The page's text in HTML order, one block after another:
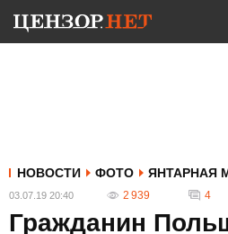
НОВОСТИ ФОТО ЯНТАРНАЯ
03.07.19 20:40 2 939 4
Гражданин